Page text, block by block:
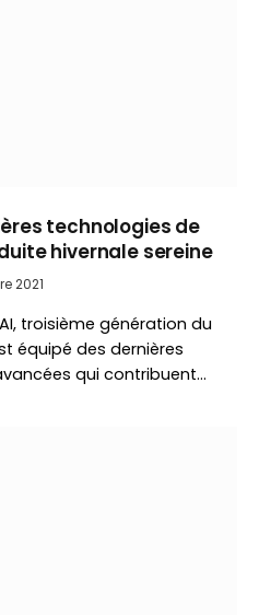
technologies de
hivernale sereine
2021
troisième génération du
équipé des dernières
qui contribuent…